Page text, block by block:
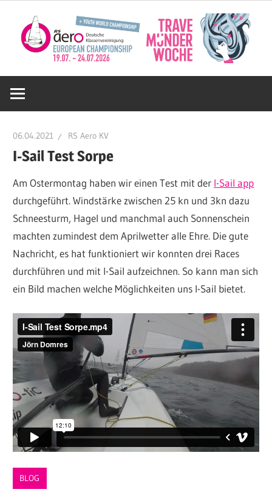
Inhalt
springen
Deutsche
RS
KV
e.V.
06.04.2021 RS Aero KV
I-Sail Test Sorpe
Am Ostermontag haben wir einen Test mit der I-Sail app
durchgeführt. Windstärke zwischen 25 kn und 3kn dazu
Schneesturm, Hagel und manchmal auch Sonnenschein
machten zumindest dem Aprilwetter alle Ehre. Die gute
Nachricht, es hat funktioniert wir konnten drei Races
durchführen und mit I-Sail aufzeichnen. So kann man sich
ein Bild machen welche Möglichkeiten uns I-Sail bietet.
BLOG